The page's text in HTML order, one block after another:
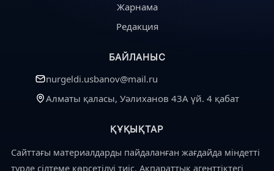
Жарнама
Редакция
БАЙЛАНЫС
nurgeldi.usbanov@mail.ru
Алматы қаласы, Уәлиханов 43А үй. 4 қабат
ҚҰҚЫҚТАР
Сайттағы материалдарды пайдаланған жағдайда міндетті
түрде сілтеме көрсетілуі тиіс. Ақпараттық агенттіктегі